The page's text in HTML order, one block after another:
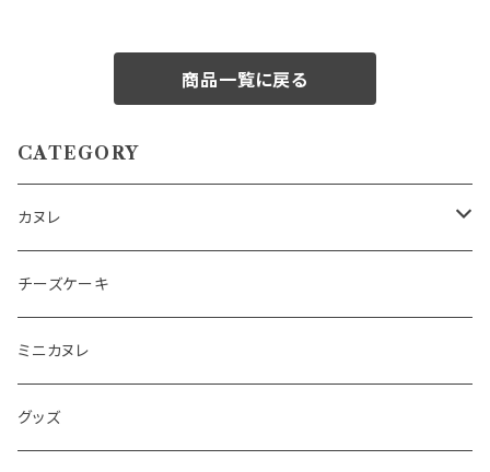
商品一覧に戻る
CATEGORY
カヌレ
詰め合わせSET
(熨斗付き)詰め合わせSET
単品
チーズケーキ
ミニカヌレ
グッズ